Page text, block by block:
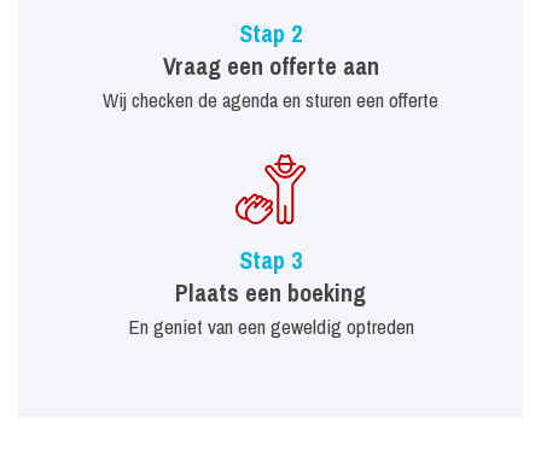
Stap 2
Vraag een offerte aan
Wij checken de agenda en sturen een offerte
Stap 3
Plaats een boeking
En geniet van een geweldig optreden